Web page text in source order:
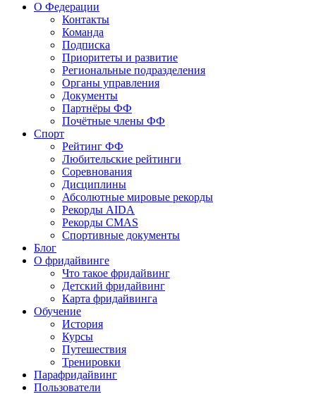
О Федерации
Контакты
Команда
Подписка
Приоритеты и развитие
Региональные подразделения
Органы управления
Документы
Партнёры ФФ
Почётные члены ФФ
Спорт
Рейтинг ФФ
Любительские рейтинги
Соревнования
Дисциплины
Абсолютные мировые рекорды
Рекорды AIDA
Рекорды CMAS
Спортивные документы
Блог
О фридайвинге
Что такое фридайвинг
Детский фридайвинг
Карта фридайвинга
Обучение
История
Курсы
Путешествия
Тренировки
Парафридайвинг
Пользователи